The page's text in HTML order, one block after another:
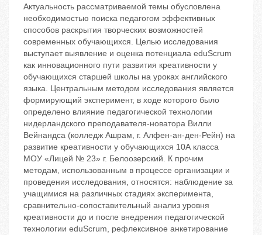
Актуальность рассматриваемой темы обусловлена
необходимостью поиска педагогом эффективных
способов раскрытия творческих возможностей
современных обучающихся. Целью исследования
выступает выявление и оценка потенциала eduScrum
как инновационного пути развития креативности у
обучающихся старшей школы на уроках английского
языка. Центральным методом исследования является
формирующий эксперимент, в ходе которого было
определено влияние педагогической технологии
нидерландского преподавателя-новатора Вилли
Вейнандса (колледж Ашрам, г. Алфен-ан-ден-Рейн) на
развитие креативности у обучающихся 10А класса
МОУ «Лицей № 23» г. Белоозерский. К прочим
методам, использованным в процессе организации и
проведения исследования, относятся: наблюдение за
учащимися на различных стадиях эксперимента,
сравнительно-сопоставительный анализ уровня
креативности до и после внедрения педагогической
технологии eduScrum, рефлексивное анкетирование